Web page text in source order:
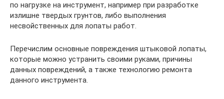
по нагрузке на инструмент, например при разработке
излишне твердых грунтов, либо выполнения
несвойственных для лопаты работ.
Перечислим основные повреждения штыковой лопаты,
которые можно устранить своими руками, причины
данных повреждений, а также технологию ремонта
данного инструмента.